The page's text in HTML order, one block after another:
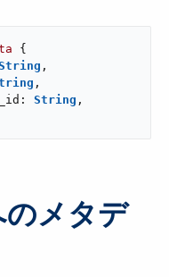
{
,
,
String ,
メタデ